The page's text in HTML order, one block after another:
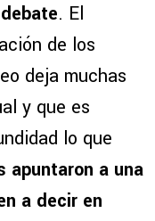
. El
de los
deja muchas
y que es
lo que
apuntaron a una
a decir en